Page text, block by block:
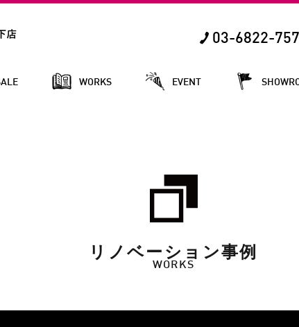
03-6822-
WORKS EVENT
リノベーション事例
WORKS